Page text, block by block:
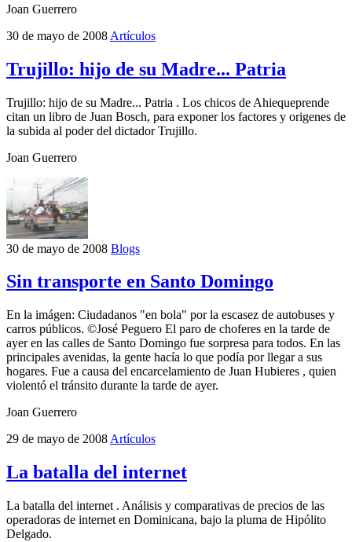
Joan Guerrero
30 de mayo de 2008 Artículos
Trujillo: hijo de su Madre... Patria
Trujillo: hijo de su Madre... Patria . Los chicos de Ahiequeprende
citan un libro de Juan Bosch, para exponer los factores y origenes de
la subida al poder del dictador Trujillo.
Joan Guerrero
30 de mayo de 2008 Blogs
Sin transporte en Santo Domingo
En la imágen: Ciudadanos "en bola" por la escasez de autobuses y
carros públicos. ©José Peguero El paro de choferes en la tarde de
ayer en las calles de Santo Domingo fue sorpresa para todos. En las
principales avenidas, la gente hacía lo que podía por llegar a sus
hogares. Fue a causa del encarcelamiento de Juan Hubieres , quien
violentó el tránsito durante la tarde de ayer.
Joan Guerrero
29 de mayo de 2008 Artículos
La batalla del internet
La batalla del internet . Análisis y comparativas de precios de las
operadoras de internet en Dominicana, bajo la pluma de Hipólito
Delgado.